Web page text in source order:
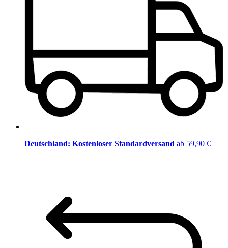
Deutschland: Kostenloser Standardversand ab 59,90 €